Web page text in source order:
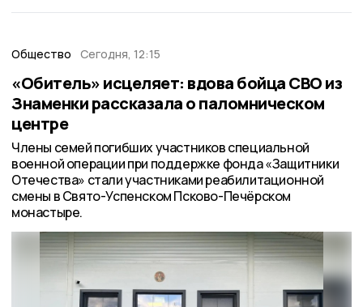
Общество Сегодня, 12:15
«Обитель» исцеляет: вдова бойца СВО из
Знаменки рассказала о паломническом
центре
Члены семей погибших участников специальной
военной операции при поддержке фонда «Защитники
Отечества» стали участниками реабилитационной
смены в Свято-Успенском Псково-Печёрском
монастыре.